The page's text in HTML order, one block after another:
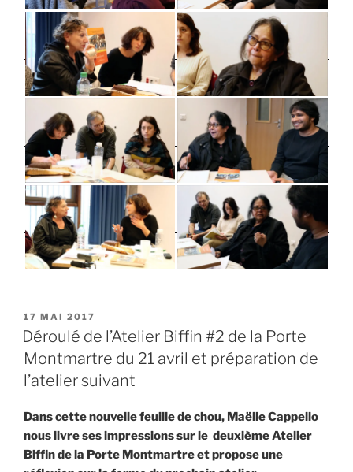
PUBLIÉ
LE
17 MAI 2017
Déroulé de l’Atelier Biffin #2 de la Porte
Montmartre du 21 avril et préparation de
l’atelier suivant
Dans cette nouvelle feuille de chou, Maëlle Cappello
nous livre ses impressions sur le deuxième Atelier
Biffin de la Porte Montmartre et propose une